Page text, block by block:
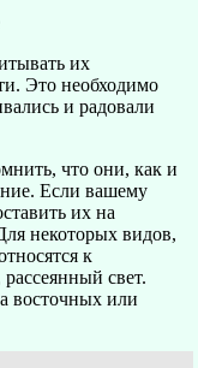
их
Это необходимо
и радовали
что они, как и
Если вашему
их на
некоторых видов,
к
свет.
восточных или